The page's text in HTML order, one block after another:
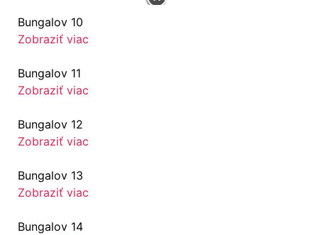
Bungalov 10
Zobraziť viac
Bungalov 11
Zobraziť viac
Bungalov 12
Zobraziť viac
Bungalov 13
Zobraziť viac
Bungalov 14